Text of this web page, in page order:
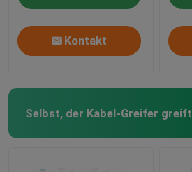
Kontakt
Selbst, der Kabel-Greifer greift